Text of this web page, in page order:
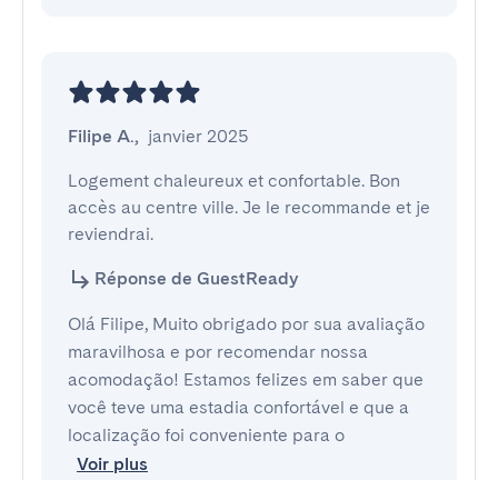
Filipe A., janvier 2025
Logement chaleureux et confortable. Bon
accès au centre ville. Je le recommande et je
reviendrai.
Réponse de GuestReady
Olá Filipe, Muito obrigado por sua avaliação
maravilhosa e por recomendar nossa
acomodação! Estamos felizes em saber que
você teve uma estadia confortável e que a
localização foi conveniente para o
Voir plus